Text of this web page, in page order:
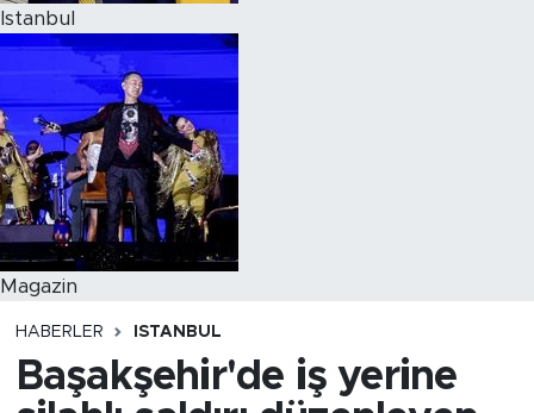
Istanbul
Magazin
HABERLER ISTANBUL
Başakşehir'de iş yerine